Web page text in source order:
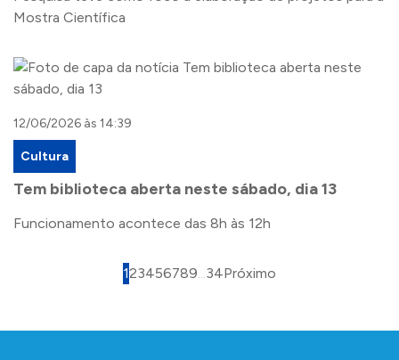
Mostra Científica
12/06/2026 às 14:39
Cultura
Tem biblioteca aberta neste sábado, dia 13
Funcionamento acontece das 8h às 12h
123456789...34Próximo